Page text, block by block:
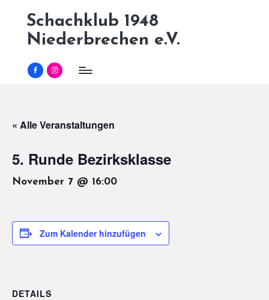
Schachklub 1948
Niederbrechen e.V.
Facebook
Instagram
« Alle Veranstaltungen
5. Runde Bezirksklasse
November 7 @ 16:00
Zum Kalender hinzufügen
DETAILS